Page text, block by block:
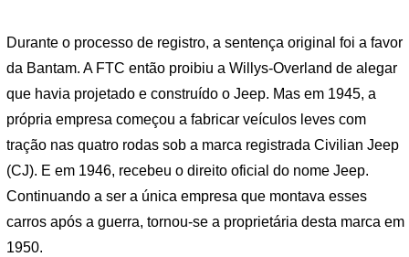
Durante o processo de registro, a sentença original foi a favor
da Bantam. A FTC então proibiu a Willys-Overland de alegar
que havia projetado e construído o Jeep. Mas em 1945, a
própria empresa começou a fabricar veículos leves com
tração nas quatro rodas sob a marca registrada Civilian Jeep
(CJ). E em 1946, recebeu o direito oficial do nome Jeep.
Continuando a ser a única empresa que montava esses
carros após a guerra, tornou-se a proprietária desta marca em
1950.